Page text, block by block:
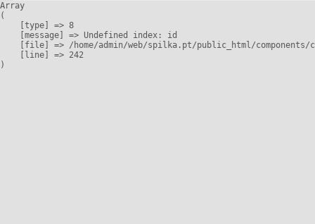
Array
(
    [type] => 8
    [message] => Undefined index: id
[file] => /home/admin/web/spilka.pt/public_html/
    [line] => 242